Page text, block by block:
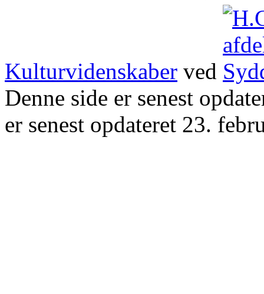
Kulturvidenskaber ved
Denne side er senest
er senest opdateret 23.